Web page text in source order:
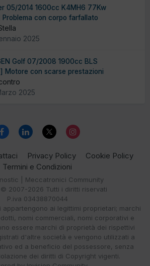
05/2014 1600cc K4MH6 77Kw
Problema con corpo farfallato
2025
Golf 07/2008 1900cc BLS
Motore con scarse prestazioni
2025
Privacy Policy
Cookie Policy
Termini e Condizioni
| Meccatronici Community
2007-2026 Tutti i diritti riservati
P.iva 03438870044
appartengono ai legittimi proprietari; marchi
nomi commerciali, nomi corporativi e
essere marchi di proprietà dei rispettivi
d'altre società e vengono utilizzati a
ed a beneficio del possessore, senza
dei diritti di Copyright vigenti.